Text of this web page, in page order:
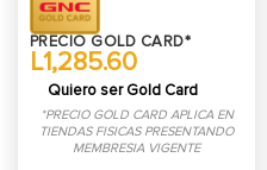
PRECIO GOLD CARD*
L1,285.60
Quiero ser Gold Card
*PRECIO GOLD CARD APLICA EN
TIENDAS FISICAS PRESENTANDO
MEMBRESIA VIGENTE